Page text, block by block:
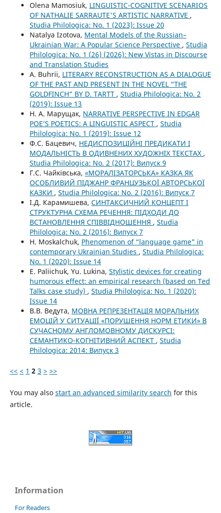
Olena Mamosiuk, LINGUISTIC-COGNITIVE SCENARIOS
OF NATHALIE SARRAUTE'S ARTISTIC NARRATIVE ,
Studia Philologica: No. 1 (2023): Issue 20
Natalya Izotova, Mental Models of the Russian–
Ukrainian War: A Popular Science Perspective , Studia
Philologica: No. 1 (26) (2026): New Vistas in Discourse
and Translation Studies
A. Buhrii, LITERARY RECONSTRUCTION AS A DIALOGUE
OF THE PAST AND PRESENT IN THE NOVEL “THE
GOLDFINCH” BY D. TARTT , Studia Philologica: No. 2
(2019): Issue 13
Н. А. Марущак, NARRATIVE PERSPECTIVE IN EDGAR
POЕ’S POETICS: A LINGUISTIC ASPECT , Studia
Philologica: No. 1 (2019): Issue 12
Ф.С. Бацевич, НЕДИСПОЗИЦІЙНІ ПРЕДИКАТИ І
МОДАЛЬНІСТЬ В ОДИВНЕНИХ ХУДОЖНІХ ТЕКСТАХ ,
Studia Philologica: No. 2 (2017): Випуск 9
Г.С. Чайківська, «МОРАЛІЗАТОРСЬКА» КАЗКА ЯК
ОСОБЛИВИЙ ПІДЖАНР ФРАНЦУЗЬКОЇ АВТОРСЬКОЇ
КАЗКИ , Studia Philologica: No. 2 (2016): Випуск 7
І.Д. Карамишева, СИНТАКСИЧНИЙ КОНЦЕПТ І
СТРУКТУРНА СХЕМА РЕЧЕННЯ: ПІДХОДИ ДО
ВСТАНОВЛЕННЯ СПІВВІДНОШЕННЯ , Studia
Philologica: No. 2 (2016): Випуск 7
H. Moskalchuk, Phenomenon of “language game” in
contemporary Ukrainian Studies , Studia Philologica:
No. 1 (2020): Issue 14
E. Paliichuk, Yu. Lukina, Stylistic devices for creating
humorous effect: an empirical research (based on Ted
Talks case study) , Studia Philologica: No. 1 (2020):
Issue 14
В.В. Ведута, МОВНА РЕПРЕЗЕНТАЦІЯ МОРАЛЬНИХ
ЕМОЦІЙ У СИТУАЦІЇ «ПОРУШЕННЯ НОРМ ЕТИКИ» В
СУЧАСНОМУ АНГЛОМОВНОМУ ДИСКУРСІ:
СЕМАНТИКО-КОГНІТИВНИЙ АСПЕКТ , Studia
Philologica: 2014: Випуск 3
<< < 1 2 3 > >>
You may also start an advanced similarity search for this
article.
Information
For Readers